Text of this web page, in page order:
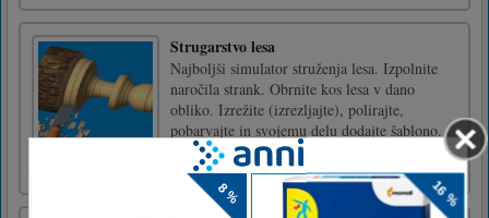
Strugarstvo lesa
Najboljši simulator struženja lesa. Izpolnite
naročila strank. Obrnite kos lesa v dano
obliko. Izrežite (izrezljajte), polirajte,
pobarvajte in svojemu delu dodajte šablono.
Zaslužite denar in izboljšajte svojo
stružnico.Igro lahko nadzorujete z miško